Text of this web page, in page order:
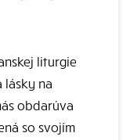
liturgie
lásky na
obdarúva
so svojím